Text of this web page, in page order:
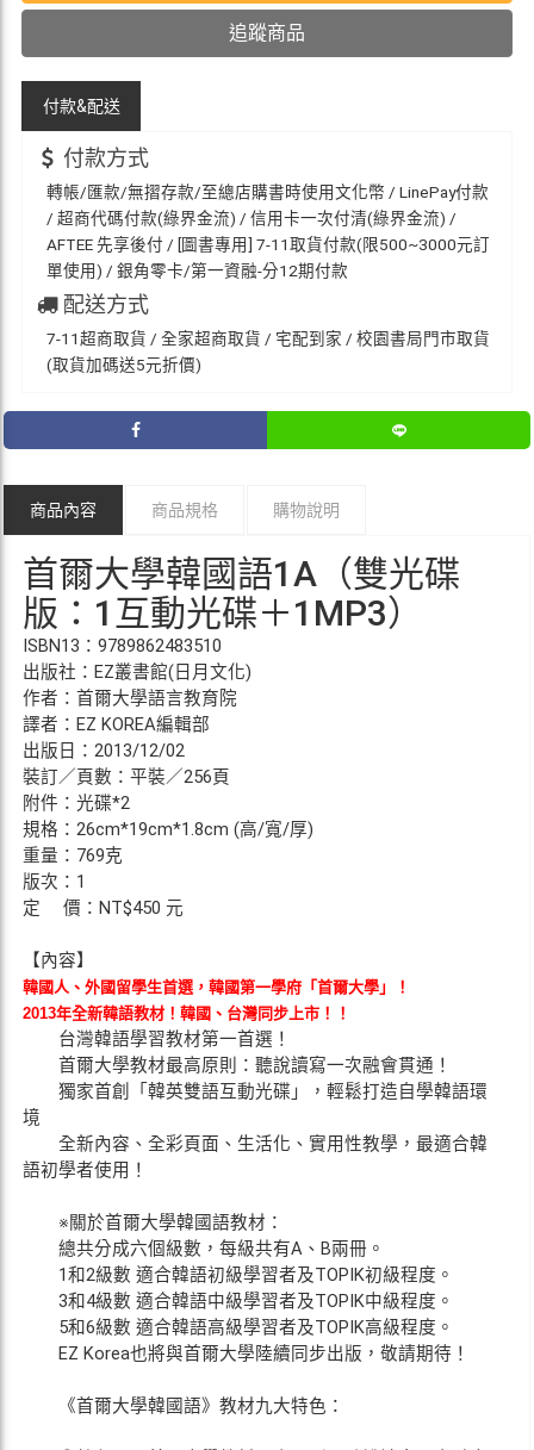
追蹤商品
付款&配送
付款方式
轉帳/匯款/無摺存款/至總店購書時使用文化幣 / LinePay付款
/ 超商代碼付款(綠界金流) / 信用卡一次付清(綠界金流) /
AFTEE 先享後付 / [圖書專用] 7-11取貨付款(限500~3000元訂
單使用) / 銀角零卡/第一資融-分12期付款
配送方式
7-11超商取貨 / 全家超商取貨 / 宅配到家 / 校園書局門市取貨
(取貨加碼送5元折價)
商品內容 商品規格 購物說明
首爾大學韓國語1A（雙光碟
版：1互動光碟＋1MP3）
ISBN13：9789862483510
出版社：EZ叢書館(日月文化)
作者：首爾大學語言教育院
譯者：EZ KOREA編輯部
出版日：2013/12/02
裝訂／頁數：平裝／256頁
附件：光碟*2
規格：26cm*19cm*1.8cm (高/寬/厚)
重量：769克
版次：1
定 價：NT$450 元
【內容】
韓國人、外國留學生首選，韓國第一學府「首爾大學」！
2013年全新韓語教材！韓國、台灣同步上市！！
台灣韓語學習教材第一首選！
首爾大學教材最高原則：聽說讀寫一次融會貫通！
獨家首創「韓英雙語互動光碟」，輕鬆打造自學韓語環
境
全新內容、全彩頁面、生活化、實用性教學，最適合韓
語初學者使用！
※關於首爾大學韓國語教材：
總共分成六個級數，每級共有A、B兩冊。
1和2級數 適合韓語初級學習者及TOPIK初級程度。
3和4級數 適合韓語中級學習者及TOPIK中級程度。
5和6級數 適合韓語高級學習者及TOPIK高級程度。
EZ Korea也將與首爾大學陸續同步出版，敬請期待！
《首爾大學韓國語》教材九大特色：